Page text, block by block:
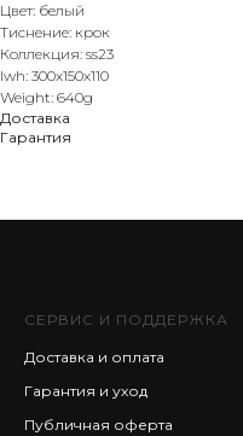
Цвет: белый
Тиснение: крок
Коллекция: ss23
lwh: 300x150x110
Weight: 640g
Доставка
Гарантия
СЕРВИС И ПОДДЕРЖКА
Доставка и оплата
Гарантия и уход
Публичная оферта